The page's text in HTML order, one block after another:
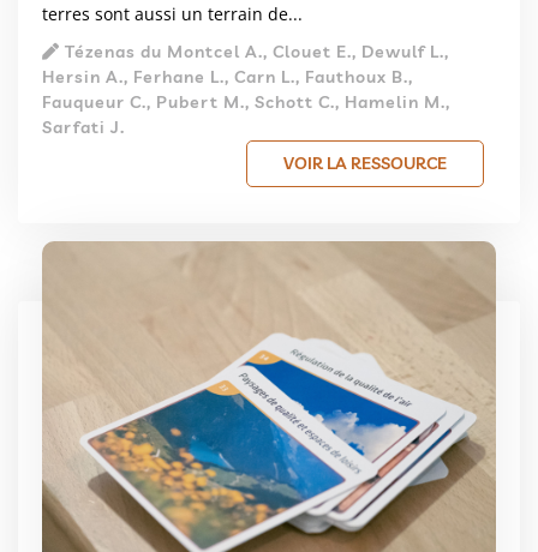
terres sont aussi un terrain de...
Tézenas du Montcel A., Clouet E., Dewulf L.,
Hersin A., Ferhane L., Carn L., Fauthoux B.,
Fauqueur C., Pubert M., Schott C., Hamelin M.,
Sarfati J.
VOIR LA RESSOURCE